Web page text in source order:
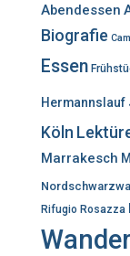
a
c
h
Abendessen
Biografie
Essen
Hermannslauf
Köln
Marrakesch
Rifugio Rosazza